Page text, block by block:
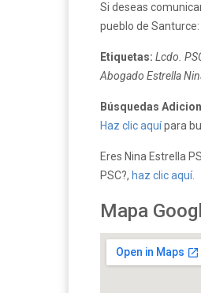
Si deseas
pueblo de
Etiquetas: Lcdo.
Abogado Estrella
Búsquedas
Haz clic aquípara
Eres Nina Estrella
PSC?, haz clic aquí.
Mapa